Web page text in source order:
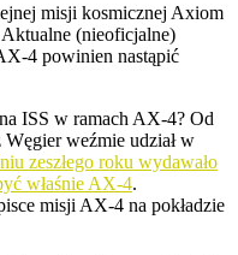
misji kosmicznej Axiom
(nieoficjalne)
4 powinien nastąpić
ISS w ramach AX-4? Od
weźmie udział w
zeszłego roku wydawało
właśnie AX-4.
misji AX-4 na pokładzie